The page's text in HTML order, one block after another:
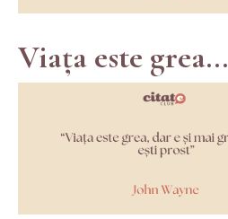
Viața este grea...